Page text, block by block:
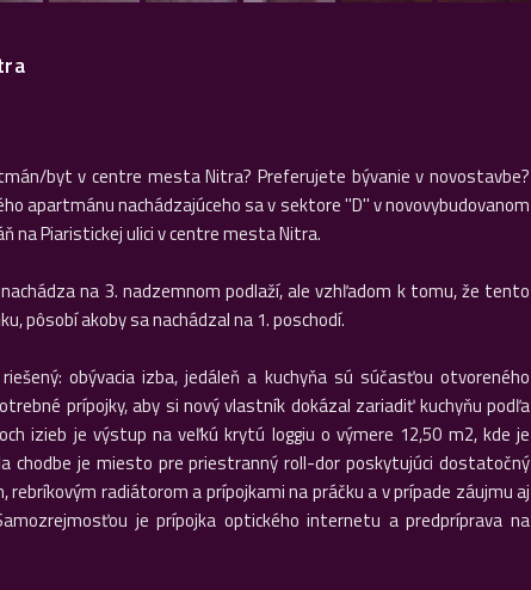
byt v centre mesta Nitra? Preferujete bývanie v novostavbe?
apartmánu nachádzajúceho sa v sektore ''D'' v novovybudovanom
na Piaristickej ulici v centre mesta Nitra.
na 3. nadzemnom podlaží, ale vzhľadom k tomu, že tento
pôsobí akoby sa nachádzal na 1. poschodí.
obývacia izba, jedáleň a kuchyňa sú súčasťou otvoreného
prípojky, aby si nový vlastník dokázal zariadiť kuchyňu podľa
izieb je výstup na veľkú krytú loggiu o výmere 12,50 m2, kde je
chodbe je miesto pre priestranný roll-dor poskytujúci dostatočný
rebríkovým radiátorom a prípojkami na práčku a v prípade záujmu aj
je prípojka optického internetu a predpríprava na